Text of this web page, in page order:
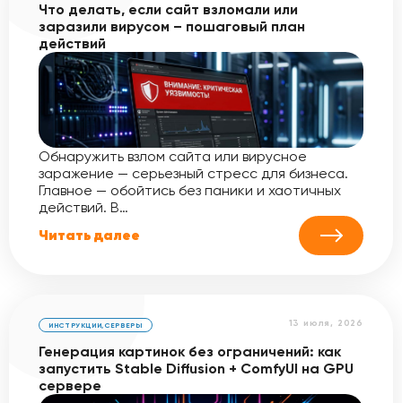
Что делать, если сайт взломали или
заразили вирусом – пошаговый план
действий
Обнаружить взлом сайта или вирусное
заражение — серьезный стресс для бизнеса.
Главное — обойтись без паники и хаотичных
действий. В…
Читать далее
13 июля, 2026
ИНСТРУКЦИИ, СЕРВЕРЫ
Генерация картинок без ограничений: как
запустить Stable Diffusion + ComfyUI на GPU
сервере